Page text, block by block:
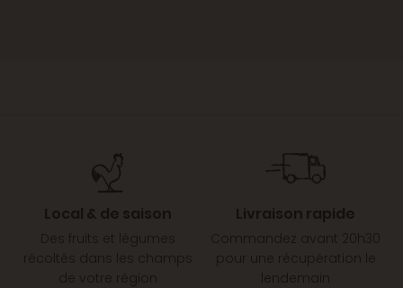
Local & de saison
Des fruits et légumes
récoltés dans les champs
de votre région
Livraison rapide
Commandez avant 20h30
pour une récupération le
lendemain